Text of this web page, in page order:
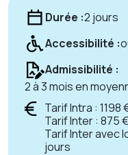
Durée :2 jours
Accessibilité :
Admissibilité :
2 à 3 mois en
Tarif Intra : 1198
Tarif Inter : 875
Tarif Inter avec
jours